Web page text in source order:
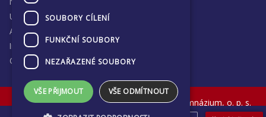
Univerzitní destinace
Absolventi
Inspekční zprávy
Ochrana osobních údajů
© The English College in Prague - Anglické gymnázium, o. p. s.
SOUBORY CÍLENÍ
FUNKČNÍ SOUBORY
NEZAŘAZENÉ SOUBORY
VŠE PŘIJMOUT VŠE ODMÍTNOUT